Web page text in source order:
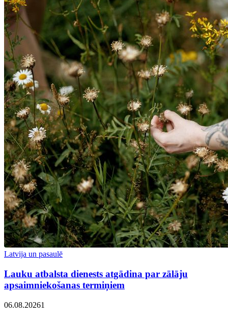
Latvija un pasaulē
Lauku atbalsta dienests atgādina par zālāju
apsaimniekošanas termiņiem
06.08.20261